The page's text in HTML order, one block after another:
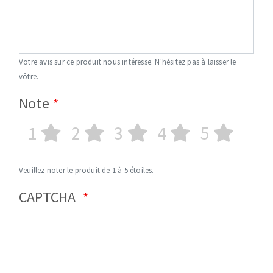
Votre avis sur ce produit nous intéresse. N'hésitez pas à laisser le
vôtre.
Note
1 2 3 4 5
Veuillez noter le produit de 1 à 5 étoiles.
CAPTCHA